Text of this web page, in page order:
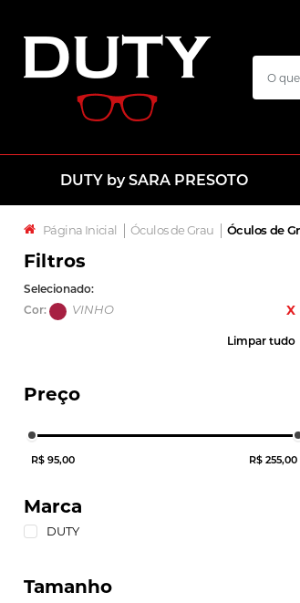
DUTY by SARA PRESOTO
Página Inicial Óculos de Grau Óculos de
Filtros
Cor: VINHO
Limpar tudo
Preço
R$ 95,00 R$ 255,00
Marca
DUTY
Tamanho